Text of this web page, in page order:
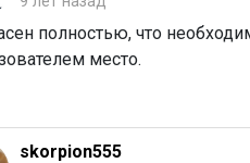
полностью, что
место.
skorpion555